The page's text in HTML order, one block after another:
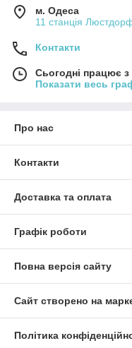
м. Одеса
11 станція
Контакти
Сьогодні працює
Показати весь
Про нас
Контакти
Доставка та оплата
Графік роботи
Повна версія сайту
Сайт створено на
Політика